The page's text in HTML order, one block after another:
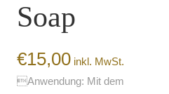
Soap
€15,00 inkl. MwSt.
Anwendung: Mit dem